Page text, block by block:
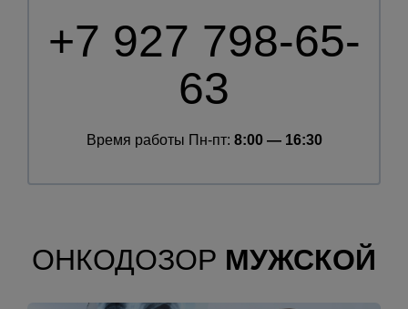
+7 927 798-65-
63
Время работы Пн-пт: 8:00 — 16:30
ОНКОДОЗОР МУЖСКОЙ